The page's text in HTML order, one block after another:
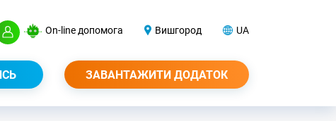
On-line допомога Вишгород UA
ЗАВАНТАЖИТИ ДОДАТОК